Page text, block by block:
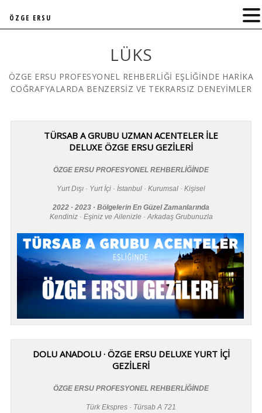
LÜKS
ÖZGE ERSU PROFESYONEL REHBERLİĞİ EŞLİĞİNDE HARİKA
COĞRAFYALARDA BENZERSİZ VE TEKRARSIZ DENEYİMLER
TÜRSAB A GRUBU UZMAN ACENTELER İLE
DELUXE ÖZGE ERSU GEZİLERİ
ÖZGE ERSU PROFESYONEL REHBERLİĞİNDE
Yurt Dışı · Yurt İçi · İstanbul · Kurumsal · Kişisel
2022 · 2023 · Bölgelerin En Güzel Zamanlarında
Kendiniz · Eşiniz ve Ailenizle · Arkadaş Grubunuzla
DOLU ANADOLU · ÖZGE ERSU DELUXE YURT İÇİ
GEZİLERİ
ÖZGE ERSU PROFESYONEL REHBERLİĞİNDE
Türk Ekspres · Türsab A 721
ÖZGE ERSU